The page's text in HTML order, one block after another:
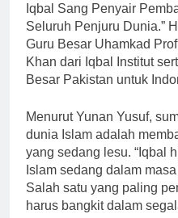
Iqbal Sang Penyair
Seluruh Penjuru Dunia.”
Guru Besar Uhamkad
Khan dari Iqbal Institut
Besar Pakistan untuk
Menurut Yunan Yusuf,
dunia Islam adalah
yang sedang lesu. “Iqbal
Islam sedang dalam
Salah satu yang paling
harus bangkit dalam